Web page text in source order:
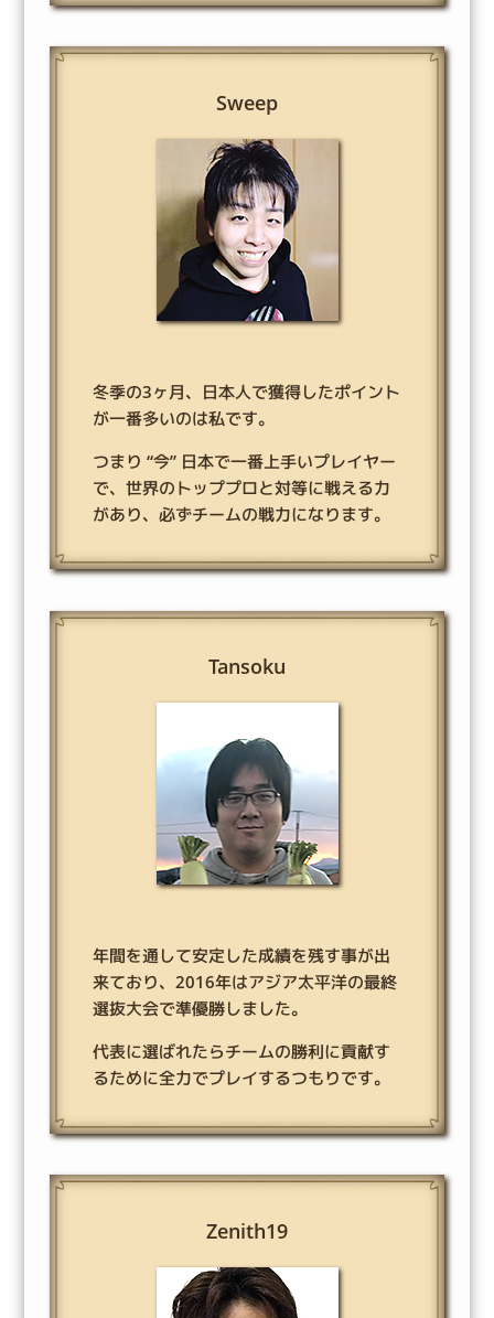
Sweep
冬季の3ヶ月、日本人で獲得したポイント
が一番多いのは私です。
つまり “今” 日本で一番上手いプレイヤー
で、世界のトッププロと対等に戦える力
があり、必ずチームの戦力になります。
Tansoku
年間を通して安定した成績を残す事が出
来ており、2016年はアジア太平洋の最終
選抜大会で準優勝しました。
代表に選ばれたらチームの勝利に貢献す
るために全力でプレイするつもりです。
Zenith19